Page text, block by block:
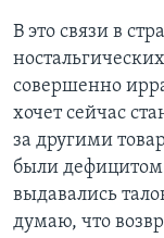
В это связи в
совершенно
хочет сейчас
за другими
были
выдавались
думаю, что